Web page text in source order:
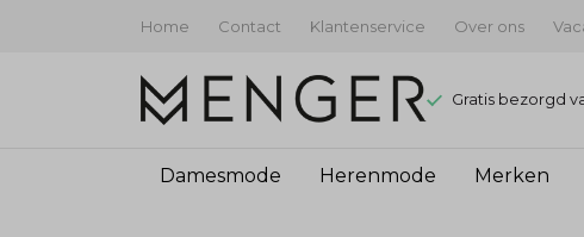
Home Contact Klantenservice Over ons
Gratis bezorgd
Damesmode Herenmode Merken